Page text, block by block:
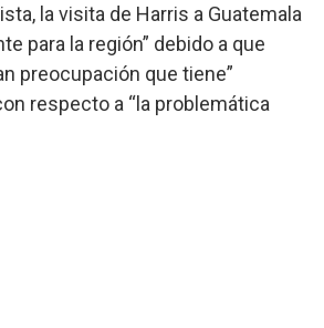
la visita de Harris a Guatemala
para la región” debido a que
preocupación que tiene”
respecto a “la problemática